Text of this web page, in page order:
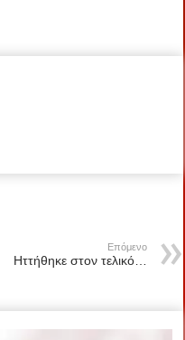
Επόμενο
Ηττήθηκε στον τελικό…